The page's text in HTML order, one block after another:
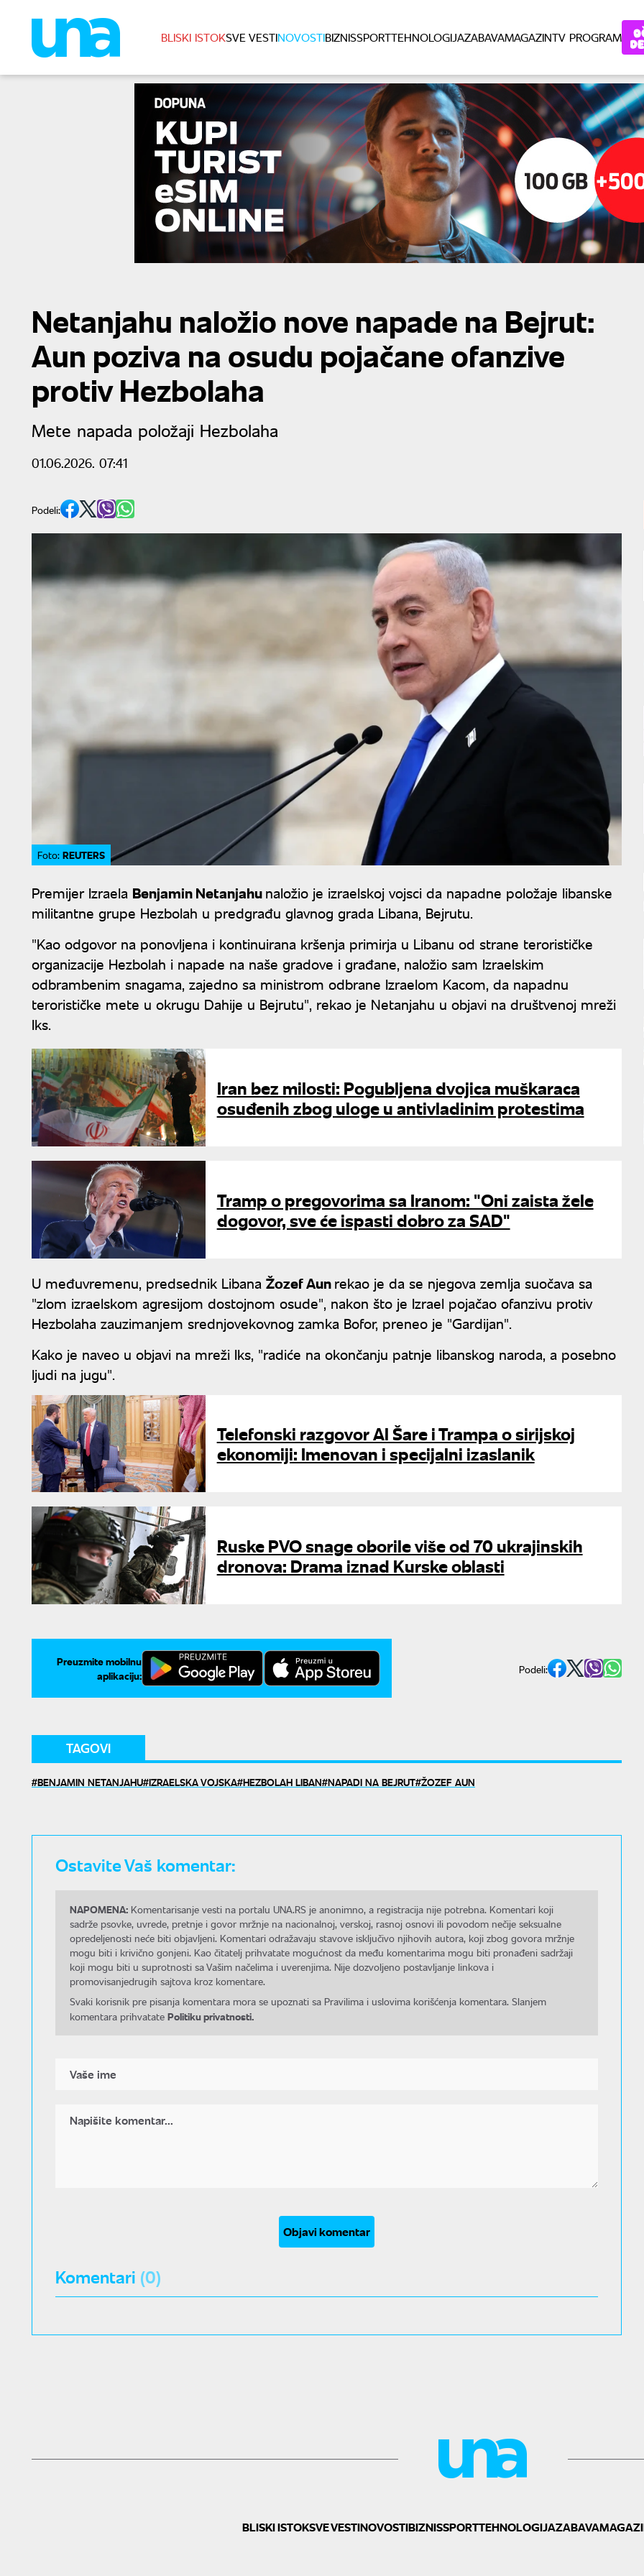
BLISKI ISTOKSVE VESTINOVOSTIBIZNISSPORTTEHNOLOGIJAZABAVAMAGAZINTV PROGRAM
Netanjahu naložio nove napade na Bejrut:
Aun poziva na osudu pojačane ofanzive
protiv Hezbolaha
Mete napada položaji Hezbolaha
01.06.2026. 07:41
Podeli:
Foto: REUTERS
Premijer Izraela Benjamin Netanjahunaložio je izraelskoj vojsci da napadne položaje libanske
militantne grupe Hezbolah u predgrađu glavnog grada Libana, Bejrutu.
"Kao odgovor na ponovljena i kontinuirana kršenja primirja u Libanu od strane terorističke
organizacije Hezbolah i napade na naše gradove i građane, naložio sam Izraelskim
odbrambenim snagama, zajedno sa ministrom odbrane Izraelom Kacom, da napadnu
terorističke mete u okrugu Dahije u Bejrutu", rekao je Netanjahu u objavi na društvenoj mreži
Iks.
Iran bez milosti: Pogubljena dvojica muškaraca
osuđenih zbog uloge u antivladinim protestima
Tramp o pregovorima sa Iranom: "Oni zaista žele
dogovor, sve će ispasti dobro za SAD"
U međuvremenu, predsednik Libana Žozef Aunrekao je da se njegova zemlja suočava sa
"zlom izraelskom agresijom dostojnom osude", nakon što je Izrael pojačao ofanzivu protiv
Hezbolaha zauzimanjem srednjovekovnog zamka Bofor, preneo je "Gardijan".
Kako je naveo u objavi na mreži Iks, "radiće na okončanju patnje libanskog naroda, a posebno
ljudi na jugu".
Telefonski razgovor Al Šare i Trampa o sirijskoj
ekonomiji: Imenovan i specijalni izaslanik
Ruske PVO snage oborile više od 70 ukrajinskih
dronova: Drama iznad Kurske oblasti
Preuzmite mobilnu
aplikaciju:
Podeli:
TAGOVI
BENJAMIN NETANJAHU IZRAELSKA VOJSKA HEZBOLAH LIBAN NAPADI NA BEJRUT ŽOZEF AUN
Ostavite Vaš komentar:
NAPOMENA: Komentarisanje vesti na portalu UNA.RS je anonimno, a registracija nije potrebna. Komentari koji
sadrže psovke, uvrede, pretnje i govor mržnje na nacionalnoj, verskoj, rasnoj osnovi ili povodom nečije seksualne
opredeljenosti neće biti objavljeni. Komentari odražavaju stavove isključivo njihovih autora, koji zbog govora mržnje
mogu biti i krivično gonjeni. Kao čitatelj prihvatate mogućnost da među komentarima mogu biti pronađeni sadržaji
koji mogu biti u suprotnosti sa Vašim načelima i uverenjima. Nije dozvoljeno postavljanje linkova i
promovisanjedrugih sajtova kroz komentare.
Svaki korisnik pre pisanja komentara mora se upoznati sa Pravilima i uslovima korišćenja komentara. Slanjem
komentara prihvatate Politiku privatnosti.
Objavi komentar
Komentari (0)
BLISKI ISTOKSVE VESTINOVOSTIBIZNISSPORTTEHNOLOGIJAZABAVA